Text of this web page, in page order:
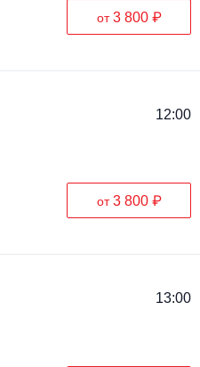
от3 800 ₽
12:00
от3 800 ₽
13:00